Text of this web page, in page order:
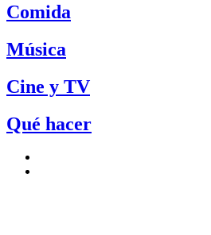
Comida
Música
Cine y TV
Qué hacer